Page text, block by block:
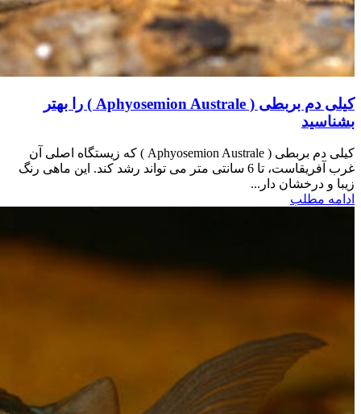
کیلی دم بربطی ( Aphyosemion Australe ) را بهتر
بشناسید
کیلی دم بربطی ( Aphyosemion Australe ) که زیستگاه اصلی آن
غرب آفریقاست، تا 6 سانتی متر می تواند رشد کند. این ماهی رنگ
زیبا و درخشان دار...
ادامه مطلب